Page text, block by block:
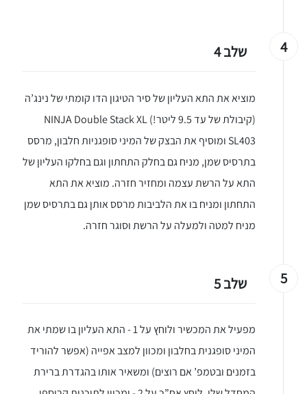
אותי באינסטגרם
הכנתם מתכון שלי? חפשו "Shahar_Hen_Hayokra" באינסטגרם עקבו אחריי עוד היום ותעלו את המתכון שהכנתם לסטורי ואני
4 שלב 4
מוציא את התא העליון של סיר הטיגון הדו קומתי של נינג’ה
(קיבולת של עד 9.5 ליטר!) NINJA Double Stack XL
SL403 ומוסיף את הבצק של המיני סופגניות חלבון, מרסס
בתרסיס שמן, מניח גם בחלק התחתון וגם בחלקו העליון של
התא על הרשת עצמה ומחזיר חזרה. מוציא את התא
התחתון ומניח בו את הלביבות מרסס אותן גם בתרסיס שמן
מניח למטה ולמעלה על הרשת וסוגר חזרה.
5 שלב 5
מפעיל את המכשיר ולוחץ על 1 - התא העליון בו שמתי את
המיני סופגנית בחלבון ומכוון למצב אפייה (אפשר להוריד
בזמנים ובטמפ’ אם רוצים) ומשאיר אותו בהגדרת ברירת